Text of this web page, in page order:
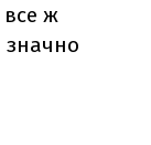
все ж
значно